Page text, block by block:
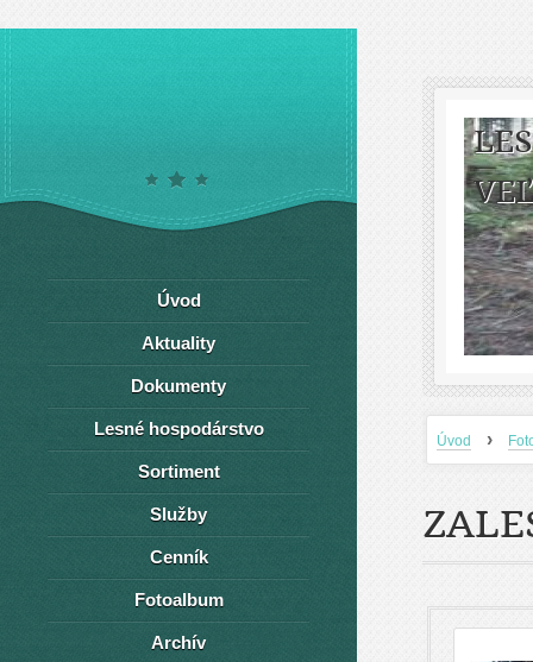
Úvod ›
Úvod
Aktuality
Dokumenty
Lesné hospodárstvo
Sortiment
Služby
Cenník
Fotoalbum
Archív